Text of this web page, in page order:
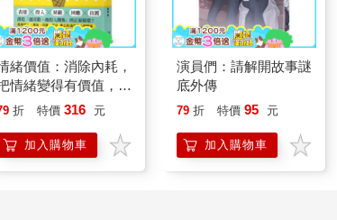
緒價值：消除內耗，
情緒變得有價值，跟
都能自在相處
折 特價 316 元
加入購物車
演員們：請解開故事謎
底外傳
79 折 特價 95 元
加入購物車